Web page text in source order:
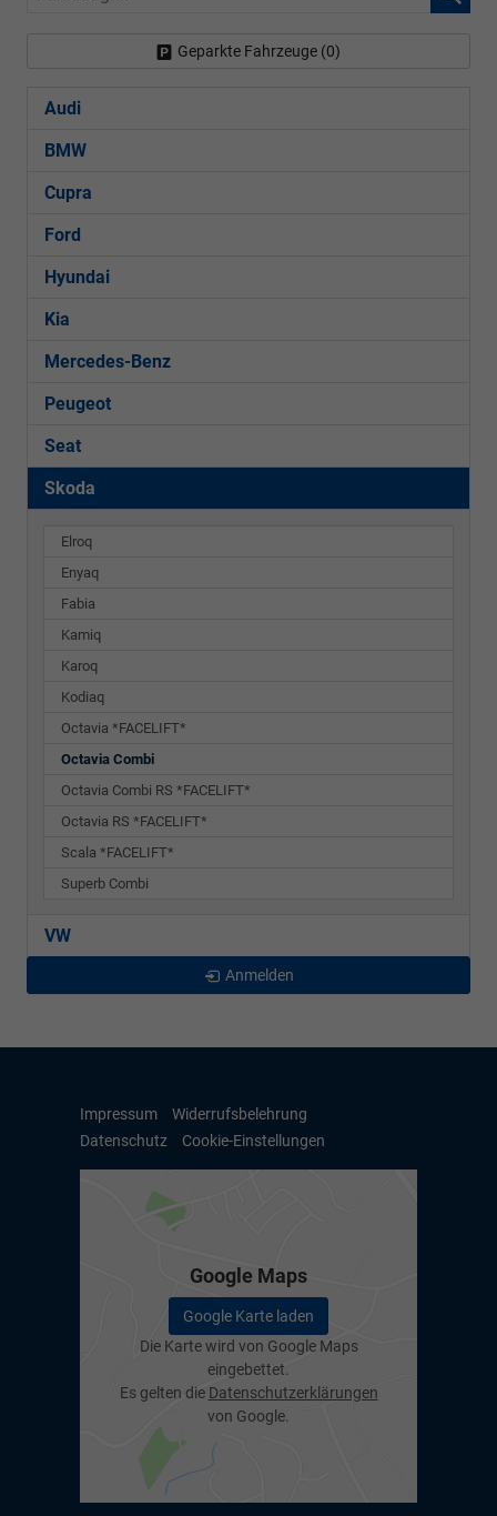
Geparkte Fahrzeuge (0)
Audi
BMW
Cupra
Ford
Hyundai
Kia
Mercedes-Benz
Peugeot
Seat
Skoda
Elroq
Enyaq
Fabia
Kamiq
Karoq
Kodiaq
Octavia *FACELIFT*
Octavia Combi
Octavia Combi RS *FACELIFT*
Octavia RS *FACELIFT*
Scala *FACELIFT*
Superb Combi
VW
Anmelden
Impressum
Widerrufsbelehrung
Datenschutz
Cookie-Einstellungen
Google Maps
Google Karte laden
Die Karte wird von Google Maps
eingebettet.
Es gelten die Datenschutzerklärungen
von Google.